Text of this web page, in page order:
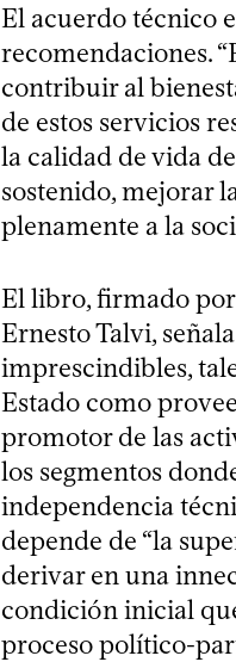
El acuerdo técnico
recomendaciones.
contribuir al
de estos servicios
la calidad de vida
sostenido, mejorar
plenamente a la
El libro, firmado
Ernesto Talvi,
imprescindibles,
Estado como
promotor de las
los segmentos
independencia
depende de “la
derivar en una
condición inicial
proceso político-